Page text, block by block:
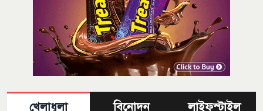
খেলাধুলা বিনোদন লাইফস্টাইল